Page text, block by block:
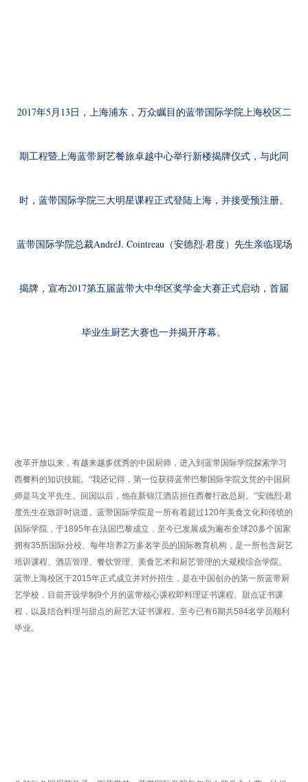
2017年5 月 13 日，上海浦东，万众瞩目的蓝带国际学院上海校区二
期工程暨上海蓝带厨艺餐旅卓越中心举行新楼揭牌仪式，与此同
时，蓝带国际学院三大明星课程正式登陆上海，并接受预注册。
蓝带国际学院总裁AndréJ. Cointreau（安德烈‧君度）先生亲临现场
揭牌，宣布2017第五届蓝带大中华区奖学金大赛正式启动，首届
毕业生厨艺大赛也一并揭开序幕。
改革开放以来，有越来越多优秀的中国厨师，进入到蓝带国际学院探索学习
西餐料的知识技能。“我还记得，第一位获得蓝带巴黎国际学院文凭的中国厨
师是马文平先生。回国以后，他在新锦江酒店担任西餐行政总厨。”安德烈‧君
度先生在致辞时说道。蓝带国际学院是一所有着超过120年美食文化和传统的
国际学院，于1895年在法国巴黎成立，至今已发展成为遍布全球20多个国家
拥有35所国际分校、每年培养2万多名学员的国际教育机构，是一所包含厨艺
培训课程、酒店管理、餐饮管理、美食艺术和厨艺管理的大规模综合学院。
蓝带上海校区于2015年正式成立并对外招生，是在中国创办的第一所蓝带厨
艺学校，目前开设学制9个月的蓝带核心课程即料理证书课程、甜点证书课
程，以及结合料理与甜点的厨艺大证书课程。至今已有6期共584名学员顺利
毕业。